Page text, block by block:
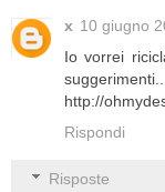
x 10 giugno
Io vorrei
http://
Rispondi
Risposte